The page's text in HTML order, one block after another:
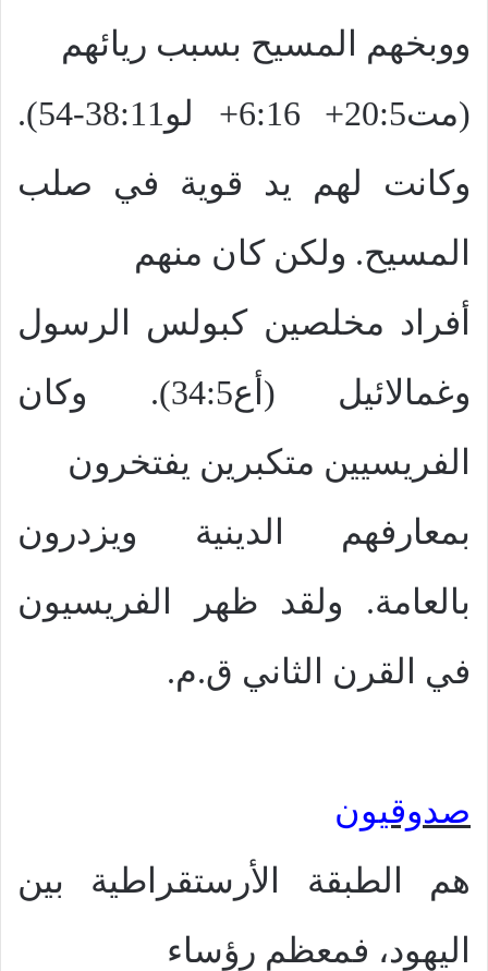
ووبخهم المسيح بسبب ريائهم
(مت20:5+ 6:16+ لو38:11-54).
وكانت لهم يد قوية في صلب
المسيح. ولكن كان منهم
أفراد مخلصين كبولس الرسول
وغمالائيل (أع34:5). وكان
الفريسيين متكبرين يفتخرون
بمعارفهم الدينية ويزدرون
بالعامة. ولقد ظهر الفريسيون
في القرن الثاني ق.م.
صدوقيون
هم الطبقة الأرستقراطية بين
اليهود، فمعظم رؤساء